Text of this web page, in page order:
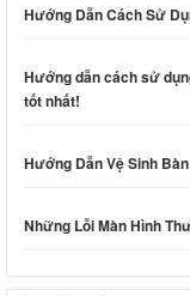
Hướng Dẫn Cách Sử
Hướng dẫn cách sử
tốt nhất!
Hướng Dẫn Vệ Sinh
Những Lỗi Màn Hình